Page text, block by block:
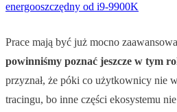
energooszczędny od i9-9900K
Prace mają być już mocno
powinniśmy poznać jeszcze w tym
przyznał, że póki co użytkownicy nie
tracingu, bo inne części ekosystemu